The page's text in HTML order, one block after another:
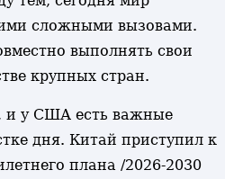
сложными вызовами.
выполнять свои
крупных стран.
и у США есть важные
дня. Китай приступил к
плана /2026-2030